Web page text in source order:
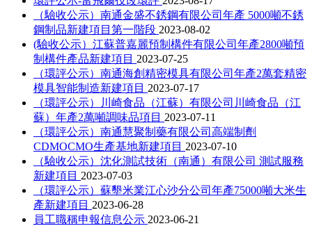
（驗收公示）南通金盛不銹鋼有限公司年產 5000噸不銹
鋼制品新建項目第一階段 2023-08-02
(驗收公示）江蘇普嘉麗預制構件有限公司年產2800噸預
制構件產品新建項目 2023-07-25
（環評公示）南通海創精密模具有限公司年產2萬套精密
模具智能制造新建項目 2023-07-17
（環評公示）川崎食品（江蘇）有限公司川崎食品（江
蘇）年產2萬噸調味品項目 2023-07-11
（環評公示）南通慧聚制藥有限公司高端制劑
CDMOCMO生產基地新建項目 2023-07-10
（驗收公示）沈化測試技術（南通）有限公司 測試服務
新建項目 2023-07-03
（環評公示）蘇墾米業江心沙分公司年產75000噸大米生
產新建項目 2023-06-28
員工職稱申報信息公示 2023-06-21